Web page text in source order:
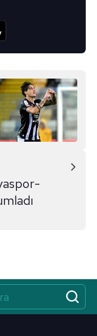
ve sitemizde
ilgili bilgi